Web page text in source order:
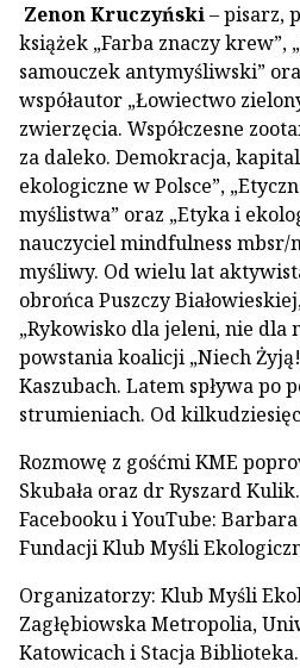
Zenon Kruczyński– pisarz,
książek „Farba znaczy krew”,
samouczek antymyśliwski”
współautor „Łowiectwo
zwierzęcia. Współczesne
za daleko. Demokracja,
ekologiczne w Polsce”,
myślistwa” oraz „Etyka i
nauczyciel mindfulness mbsr/
myśliwy. Od wielu lat
obrońca Puszczy
„Rykowisko dla jeleni, nie dla
powstania koalicji „Niech
Kaszubach. Latem spływa po
strumieniach. Od
Rozmowę z gośćmi KME
Skubała oraz dr Ryszard
Facebooku i YouTube:
Fundacji Klub Myśli
Organizatorzy: Klub Myśli
Zagłębiowska Metropolia,
Katowicach i Stacja Biblioteka.